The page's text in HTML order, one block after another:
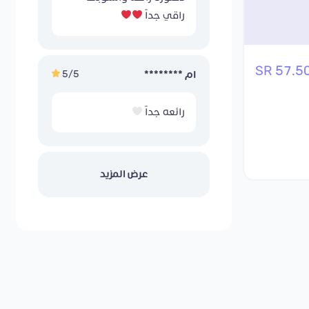
57.50
راقي جداً
ام ******** 5/5
رائعه جداً
عرض المزيد